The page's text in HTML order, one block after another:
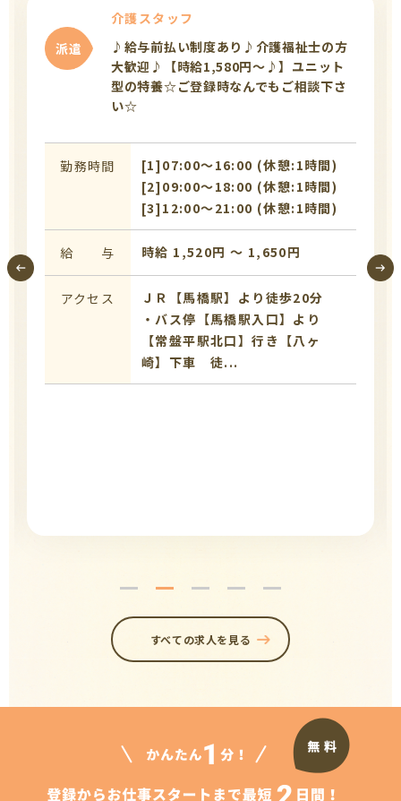
派遣
介護スタッフ
♪給与前払い制度あり♪介護福祉士の方
大歓迎♪【時給1,580円～♪】ユニット
型の特養☆ご登録時なんでもご相談下さ
い☆
勤務時間
[1]07:00〜16:00 (休憩:1時間)
[2]09:00〜18:00 (休憩:1時間)
[3]12:00〜21:00 (休憩:1時間)
給 与 時給 1,520円 〜 1,650円
アクセス
ＪＲ【馬橋駅】より徒歩20分
・バス停【馬橋駅入口】より
【常盤平駅北口】行き【八ヶ
崎】下車 徒...
すべての求人を見る